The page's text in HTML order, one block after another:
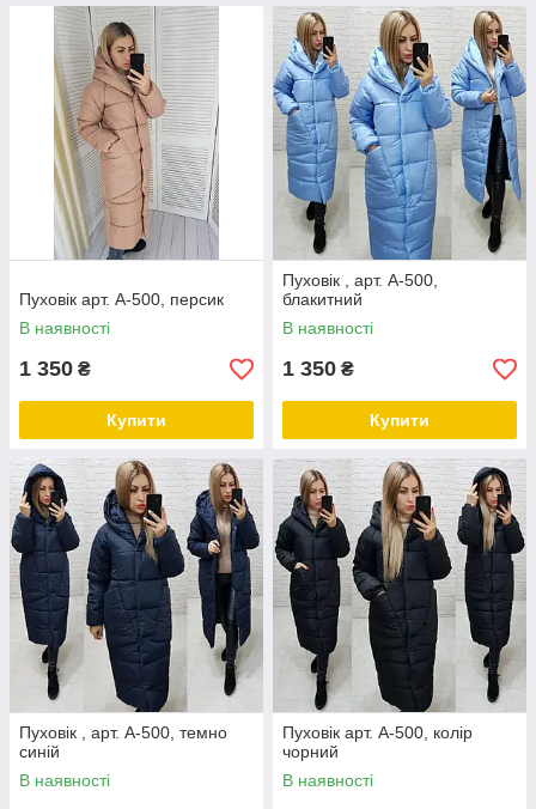
Пуховік арт. А-500, персик
В наявності
1 350 ₴
Купити
Пуховік , арт. А-500,
блакитний
В наявності
1 350 ₴
Купити
Пуховік , арт. А-500, темно
синій
В наявності
Пуховік арт. А-500, колір
чорний
В наявності